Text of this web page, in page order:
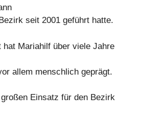
seit 2001 geführt hatte.
hat Mariahilf über viele Jahre
allem menschlich geprägt.
Einsatz für den Bezirk